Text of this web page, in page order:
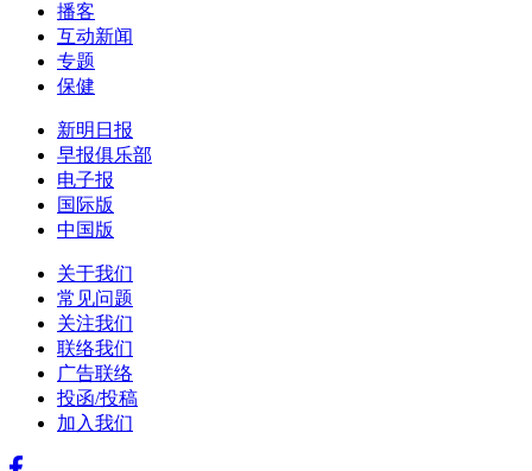
播客
互动新闻
专题
保健
新明日报
早报俱乐部
电子报
国际版
中国版
关于我们
常见问题
关注我们
联络我们
广告联络
投函/投稿
加入我们